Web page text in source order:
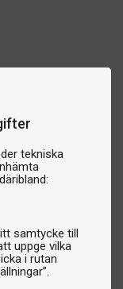
tekniska
samtycke till
uppge vilka
i rutan